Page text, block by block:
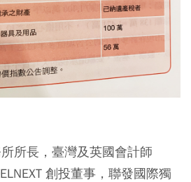
所長，臺灣及英國會計師
創投董事，聯發國際獨